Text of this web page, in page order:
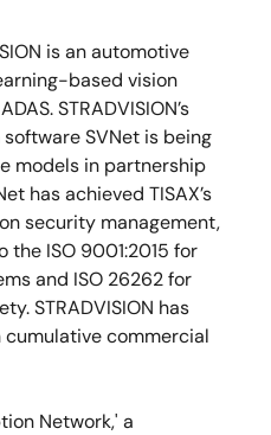
is an automotive
based vision
STRADVISION’s
SVNet is being
models in partnership
has achieved TISAX’s
security management,
ISO 9001:2015 for
and ISO 26262 for
STRADVISION has
cumulative commercial
Network,' a